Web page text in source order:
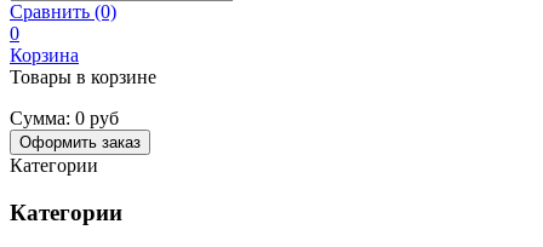
Сравнить (0)
0
Корзина
Товары в корзине
Сумма: 0 руб
Оформить заказ
Категории
Категории